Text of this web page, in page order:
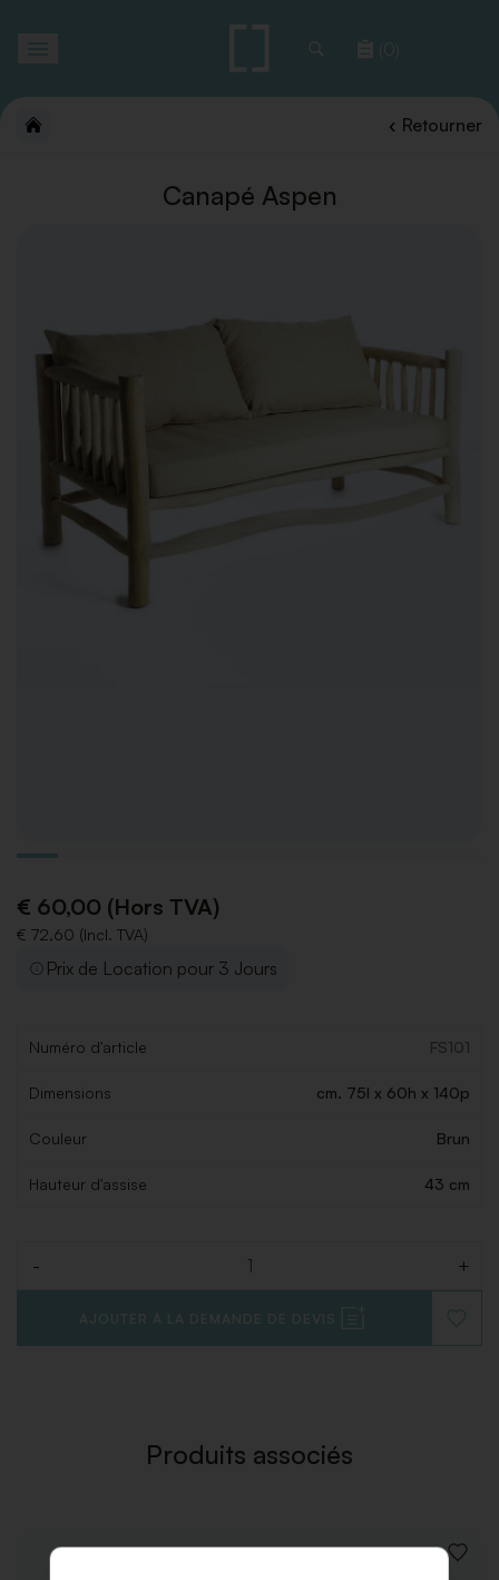
(0)
Retourner
Canapé Aspen
€ 60,00 (Hors TVA)
€ 72,60 (Incl. TVA)
Prix de Location pour 3 Jours
Numéro d'article FS101
Dimensions cm. 75l x 60h x 140p
Couleur Brun
Hauteur d'assise 43 cm
- +
AJOUTER À LA DEMANDE DE DEVIS
À
Produits associés